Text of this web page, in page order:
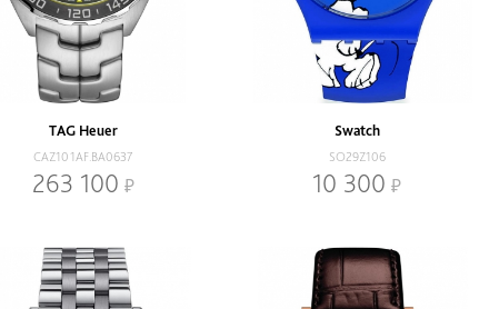
TAG Heuer
CAZ101AF.BA0637
263 100
Swatch
SO29Z106
10 300